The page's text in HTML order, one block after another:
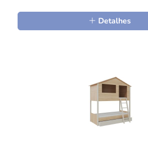
Detalhes